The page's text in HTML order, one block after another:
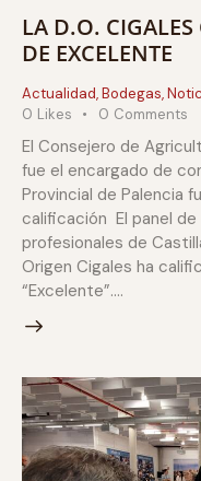
LA D.O.
DE EXCELENTE
Actualidad,Bodegas,
0 Likes 0 Comments
El Consejero de
fue el encargado de
Provincial de Palencia
calificación El panel
profesionales de
Origen Cigales ha
“Excelente”.…